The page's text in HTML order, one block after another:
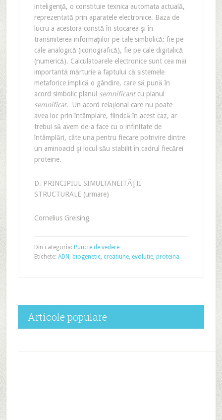
inteligenţă, o constituie texnica automata actuală,
reprezentată prin aparatele electronice. Baza de
lucru a acestora constă în stocarea şi în
transmiterea informaţiilor pe cale simbolică: fie pe
cale analogică (iconografică), fie pe cale digitalică
(numerică). Calculatoarele electronice sunt cea mai
importantă mărturie a faptului că sistemele
metaforice implică o gândire, care să pună în
acord simbolic planul
semnificant cu planul
semnificat. Un acord relaţional care nu poate
avea loc prin întâmplare, fiindcă în acest caz, ar
trebui să avem de-a face cu o infinitate de
întâmplări, câte una pentru fiecare potrivire dintre
un aminoacid şi locul său stabilit în cadrul fiecărei
proteine.
D. PRINCIPIUL SIMULTANEITĂŢII
STRUCTURALE (urmare)
Cornelius Greising
Din categoria: Puncte de vedere
Etichete: ADN , biogenetic, creatiune, evolutie, proteina
Articole populare